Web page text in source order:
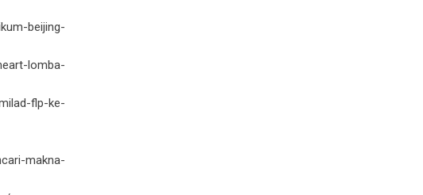
beijing-
lomba-
flp-ke-
makna-